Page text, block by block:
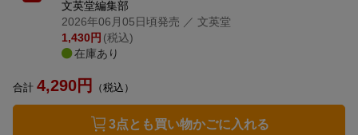
文英堂編集部
2026年06月05日頃発売 ／ 文英堂
1,430円 (税込)
在庫あり
合計 4,290円 （税込）
3点とも買い物かごに入れる